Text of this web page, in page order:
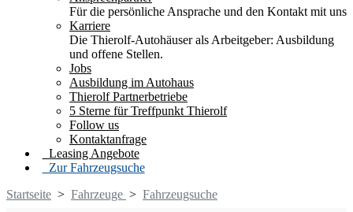
Für die persönliche Ansprache und den Kontakt mit uns
Karriere
Die Thierolf-Autohäuser als Arbeitgeber: Ausbildung
und offene Stellen.
Jobs
Ausbildung im Autohaus
Thierolf Partnerbetriebe
5 Sterne für Treffpunkt Thierolf
Follow us
Kontaktanfrage
Leasing Angebote
Zur Fahrzeugsuche
Startseite > Fahrzeuge > Fahrzeugsuche